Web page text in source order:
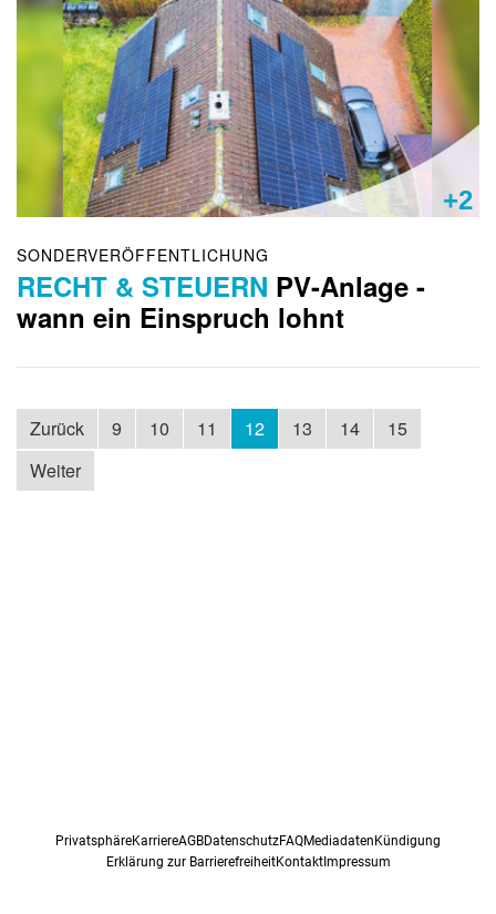
+2
SONDERVERÖFFENTLICHUNG
RECHT & STEUERN PV-Anlage -
wann ein Einspruch lohnt
Zurück 9 10 11 12 13 14
15
Weiter
PrivatsphäreKarriereAGBDatenschutzFAQMediadaten Kündigung
Erklärung zur BarrierefreiheitKontaktImpressum